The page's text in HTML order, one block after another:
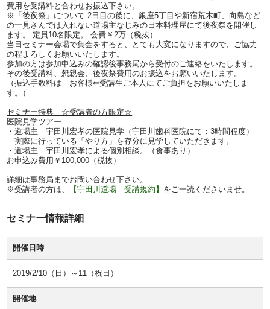
費用を受講料と合わせお振込下さい。
※「後夜祭」について 2日目の後に、銀座5丁目や新宿荒木町、向島など
の一見さんでは入れない道場主なじみの日本料理屋にて後夜祭を開催し
ます。 定員10名限定。 会費￥2万（税抜）
当日セミナー会場で集金をすると、とても大変になりますので、ご協力
の程よろしくお願いいたします。
参加の方は参加申込みの確認後事務局から受付のご連絡をいたします。
その後受講料、懇親会、後夜祭費用のお振込をお願いいたします。
（振込手数料は お客様⇐受講生ご本人にてご負担をお願いいたしま
す。）
セミナー特典 ☆受講者の方限定☆
医院見学ツアー
・道場主 宇田川宏孝の医院見学（宇田川歯科医院にて：3時間程度）
実際に行っている「やり方」を存分に見学していただきます。
・道場主 宇田川宏孝による個別相談。（食事あり）
お申込み費用￥100,000（税抜）
詳細は事務局までお問い合わせ下さい。
※受講者の方は、
【宇田川道場 受講規約】 をご一読くださいませ。
セミナー情報詳細
開催日時
2019/2/10（日）～11（祝日）
開催地